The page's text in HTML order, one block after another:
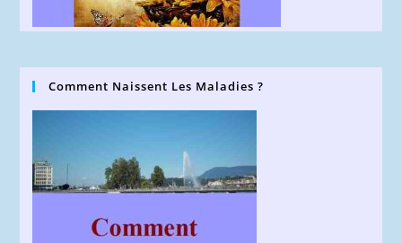
Comment Naissent Les Maladies ?